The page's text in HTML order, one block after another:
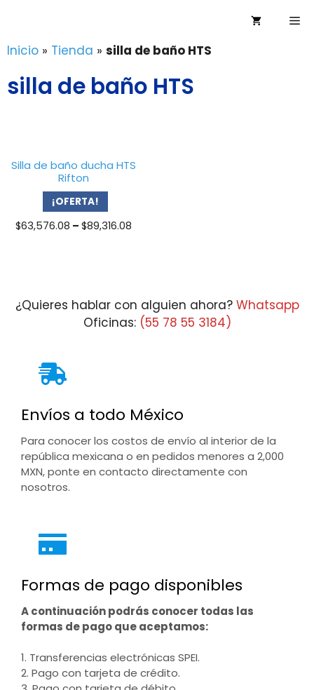
contenido
Inicio » Tienda » silla de baño HTS
silla de baño HTS
Silla de baño ducha HTS
Rifton
¡OFERTA!
$63,576.08 – $89,316.08Price
¿Quieres hablar con alguien ahora? Whatsapp
Oficinas: (55 78 55 3184)
Envíos a todo México
Para conocer los costos de envío al interior de la
república mexicana o en pedidos menores a 2,000
MXN, ponte en contacto directamente con
nosotros.
Formas de pago disponibles
A continuación podrás conocer todas las
formas de pago que aceptamos:
1. Transferencias electrónicas SPEI.
2. Pago con tarjeta de crédito.